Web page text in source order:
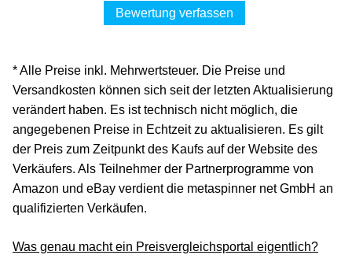
Bewertung verfassen
* Alle Preise inkl. Mehrwertsteuer. Die Preise und
Versandkosten können sich seit der letzten Aktualisierung
verändert haben. Es ist technisch nicht möglich, die
angegebenen Preise in Echtzeit zu aktualisieren. Es gilt
der Preis zum Zeitpunkt des Kaufs auf der Website des
Verkäufers. Als Teilnehmer der Partnerprogramme von
Amazon und eBay verdient die metaspinner net GmbH an
qualifizierten Verkäufen.
Was genau macht ein Preisvergleichsportal eigentlich?